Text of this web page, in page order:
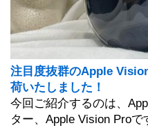
注目度抜群のApple
荷いたしました！
今回ご紹介するのは、
ター、Apple Vision Pro